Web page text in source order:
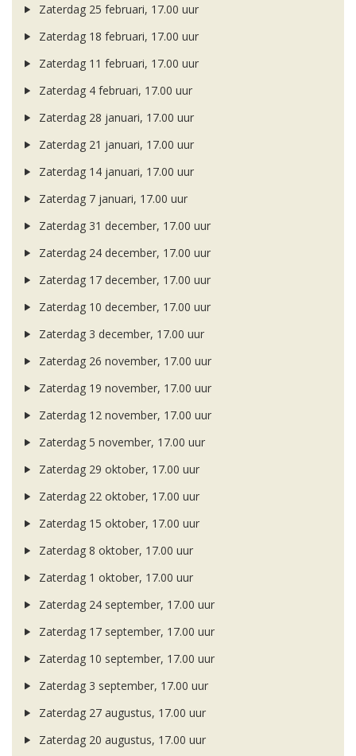
Zaterdag 25 februari, 17.00 uur
Zaterdag 18 februari, 17.00 uur
Zaterdag 11 februari, 17.00 uur
Zaterdag 4 februari, 17.00 uur
Zaterdag 28 januari, 17.00 uur
Zaterdag 21 januari, 17.00 uur
Zaterdag 14 januari, 17.00 uur
Zaterdag 7 januari, 17.00 uur
Zaterdag 31 december, 17.00 uur
Zaterdag 24 december, 17.00 uur
Zaterdag 17 december, 17.00 uur
Zaterdag 10 december, 17.00 uur
Zaterdag 3 december, 17.00 uur
Zaterdag 26 november, 17.00 uur
Zaterdag 19 november, 17.00 uur
Zaterdag 12 november, 17.00 uur
Zaterdag 5 november, 17.00 uur
Zaterdag 29 oktober, 17.00 uur
Zaterdag 22 oktober, 17.00 uur
Zaterdag 15 oktober, 17.00 uur
Zaterdag 8 oktober, 17.00 uur
Zaterdag 1 oktober, 17.00 uur
Zaterdag 24 september, 17.00 uur
Zaterdag 17 september, 17.00 uur
Zaterdag 10 september, 17.00 uur
Zaterdag 3 september, 17.00 uur
Zaterdag 27 augustus, 17.00 uur
Zaterdag 20 augustus, 17.00 uur